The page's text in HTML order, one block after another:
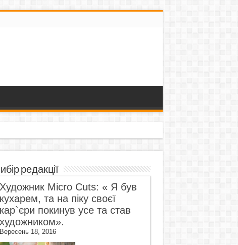
редакції
Художник Micro Cuts: « Я був
кухарем, та на піку своєї
кар`єри покинув усе та став
художником».
Вересень 18, 2016